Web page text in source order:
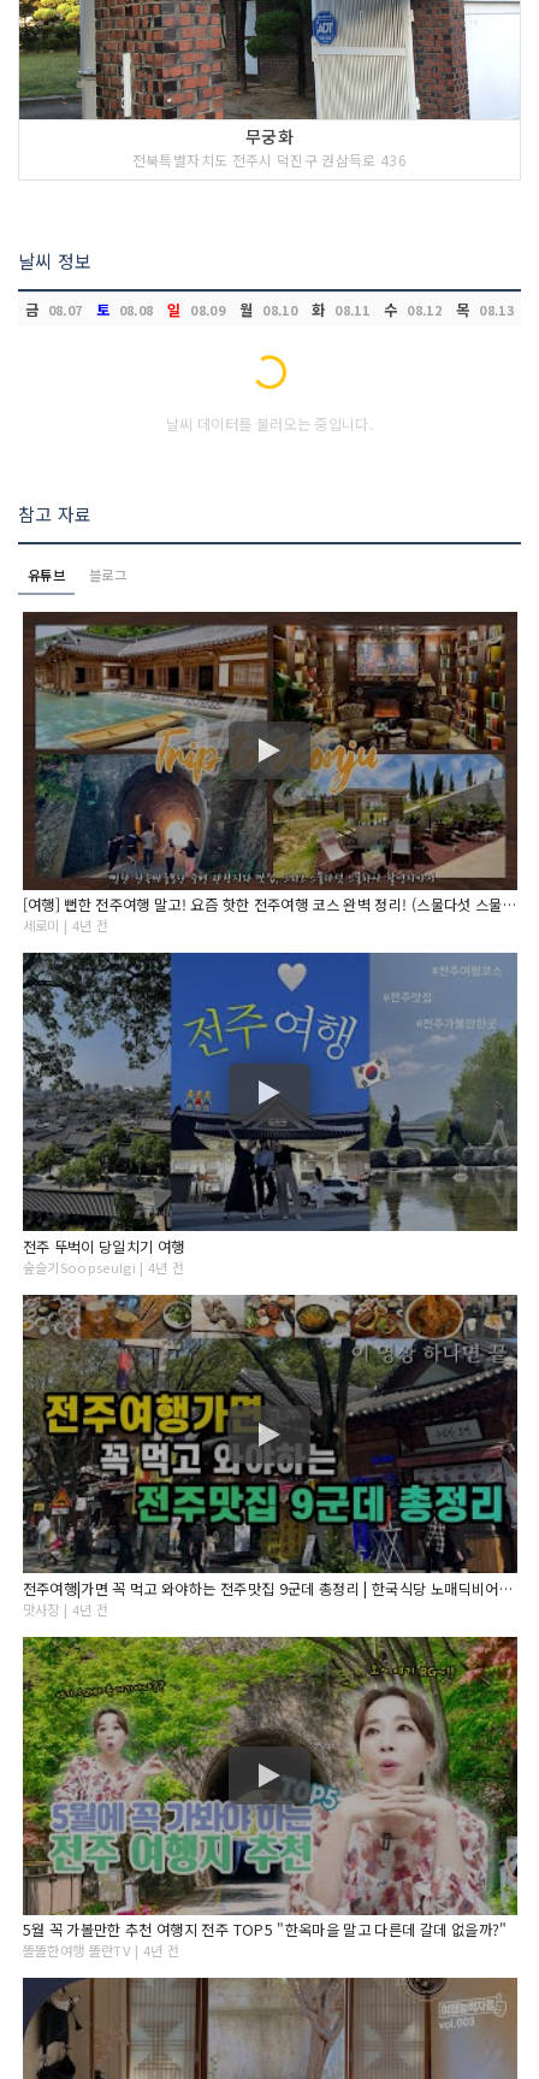
무궁화
전북특별자치도 전주시 덕진구 권삼득로 436
날씨 정보
금 08.07 토 08.08 일 08.09 월 08.10 화 08.11 수 08.12 목 08.13
Loading...
날씨 데이터를 불러오는 중입니다.
참고 자료
유튜브 블로그
[여행] 뻔한 전주여행 말고! 요즘 핫한 전주여행 코스 완벽 정리! (스물다섯 스물하나 촬영지까지)
세로미 | 4년 전
전주 뚜벅이 당일치기 여행
숲슬기Soopseulgi | 4년 전
전주여행|가면 꼭 먹고 와야하는 전주맛집 9군데 총정리 | 한국식당 노매딕비어가든 오원집 현대옥 노벨반점 마약육전 초원편의점 하숙영가마솥 길드티타늄
맛사장 | 4년 전
5월 꼭 가볼만한 추천 여행지 전주 TOP5 "한옥마을 말고 다른데 갈데 없을까?"
똘똘한여행 똘란TV | 4년 전